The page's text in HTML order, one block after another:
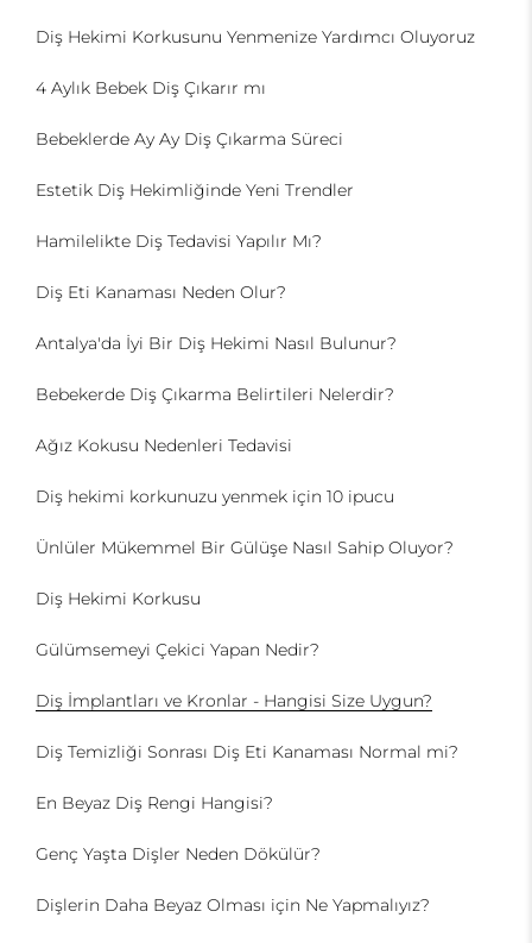
Diş Hekimi Korkusunu Yenmenize Yardımcı Oluyoruz
4 Aylık Bebek Diş Çıkarır mı
Bebeklerde Ay Ay Diş Çıkarma Süreci
Estetik Diş Hekimliğinde Yeni Trendler
Hamilelikte Diş Tedavisi Yapılır Mı?
Diş Eti Kanaması Neden Olur?
Antalya'da İyi Bir Diş Hekimi Nasıl Bulunur?
Bebekerde Diş Çıkarma Belirtileri Nelerdir?
Ağız Kokusu Nedenleri Tedavisi
Diş hekimi korkunuzu yenmek için 10 ipucu
Ünlüler Mükemmel Bir Gülüşe Nasıl Sahip Oluyor?
Diş Hekimi Korkusu
Gülümsemeyi Çekici Yapan Nedir?
Diş İmplantları ve Kronlar - Hangisi Size Uygun?
Diş Temizliği Sonrası Diş Eti Kanaması Normal mi?
En Beyaz Diş Rengi Hangisi?
Genç Yaşta Dişler Neden Dökülür?
Dişlerin Daha Beyaz Olması için Ne Yapmalıyız?